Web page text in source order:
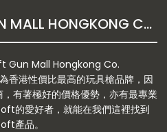
ABOUT AIRSOFT GUN MALL HONGKONG CO. LTD
Gun Mall Hongkong Co.
香港性價比最高的玩具槍品牌，因
有著極好的價格優勢，亦有最專業
的愛好者，就能在我們這裡找到
產品。